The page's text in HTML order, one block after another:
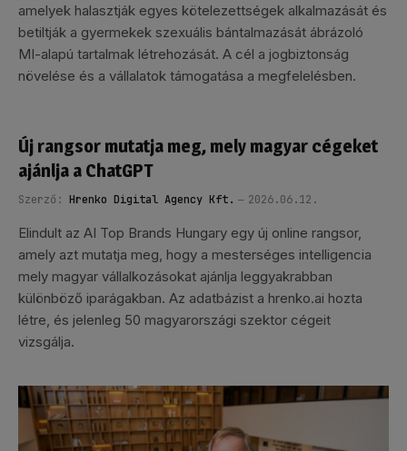
amelyek halasztják egyes kötelezettségek alkalmazását és
betiltják a gyermekek szexuális bántalmazását ábrázoló
MI-alapú tartalmak létrehozását. A cél a jogbiztonság
növelése és a vállalatok támogatása a megfelelésben.
Új rangsor mutatja meg, mely magyar cégeket
ajánlja a ChatGPT
Szerző: Hrenko Digital Agency Kft. 2026.06.12.
Elindult az AI Top Brands Hungary egy új online rangsor,
amely azt mutatja meg, hogy a mesterséges intelligencia
mely magyar vállalkozásokat ajánlja leggyakrabban
különböző iparágakban. Az adatbázist a hrenko.ai hozta
létre, és jelenleg 50 magyarországi szektor cégeit
vizsgálja.